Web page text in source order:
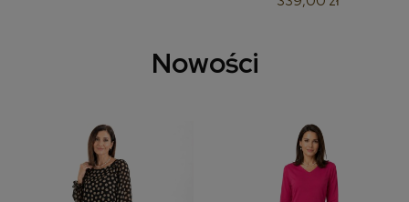
Nowości